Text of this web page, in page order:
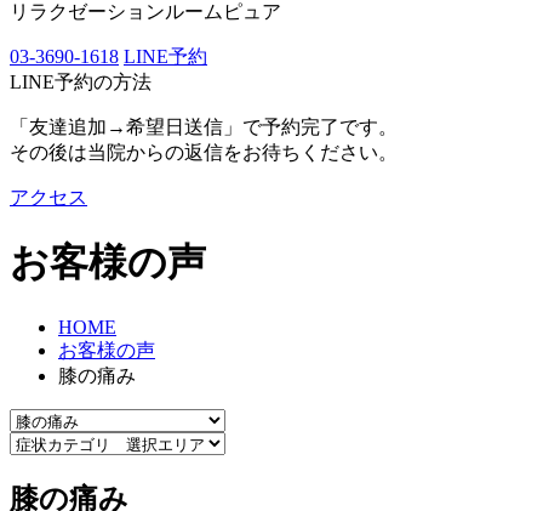
リラクゼーションルームピュア
03-3690-1618 LINE予約
LINE予約の方法
「友達追加→希望日送信」で予約完了です。
その後は当院からの返信をお待ちください。
アクセス
お客様の声
HOME
お客様の声
膝の痛み
膝の痛み